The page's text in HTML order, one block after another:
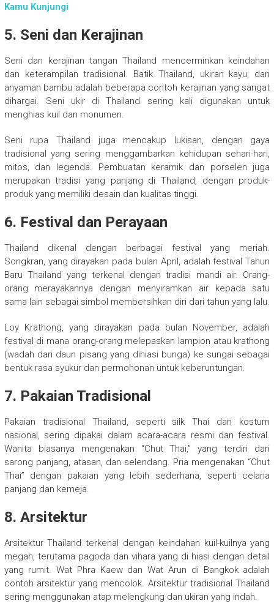
Kamu Kunjungi
5. Seni dan Kerajinan
Seni dan kerajinan tangan Thailand mencerminkan keindahan
dan keterampilan tradisional. Batik Thailand, ukiran kayu, dan
anyaman bambu adalah beberapa contoh kerajinan yang sangat
dihargai. Seni ukir di Thailand sering kali digunakan untuk
menghias kuil dan monumen.
Seni rupa Thailand juga mencakup lukisan, dengan gaya
tradisional yang sering menggambarkan kehidupan sehari-hari,
mitos, dan legenda. Pembuatan keramik dan porselen juga
merupakan tradisi yang panjang di Thailand, dengan produk-
produk yang memiliki desain dan kualitas tinggi.
6. Festival dan Perayaan
Thailand dikenal dengan berbagai festival yang meriah.
Songkran, yang dirayakan pada bulan April, adalah festival Tahun
Baru Thailand yang terkenal dengan tradisi mandi air. Orang-
orang merayakannya dengan menyiramkan air kepada satu
sama lain sebagai simbol membersihkan diri dari tahun yang lalu.
Loy Krathong, yang dirayakan pada bulan November, adalah
festival di mana orang-orang melepaskan lampion atau krathong
(wadah dari daun pisang yang dihiasi bunga) ke sungai sebagai
bentuk rasa syukur dan permohonan untuk keberuntungan.
7. Pakaian Tradisional
Pakaian tradisional Thailand, seperti silk Thai dan kostum
nasional, sering dipakai dalam acara-acara resmi dan festival.
Wanita biasanya mengenakan “Chut Thai,” yang terdiri dari
sarong panjang, atasan, dan selendang. Pria mengenakan “Chut
Thai” dengan pakaian yang lebih sederhana, seperti celana
panjang dan kemeja.
8. Arsitektur
Arsitektur Thailand terkenal dengan keindahan kuil-kuilnya yang
megah, terutama pagoda dan vihara yang di hiasi dengan detail
yang rumit. Wat Phra Kaew dan Wat Arun di Bangkok adalah
contoh arsitektur yang mencolok. Arsitektur tradisional Thailand
sering menggunakan atap melengkung dan ukiran yang indah.